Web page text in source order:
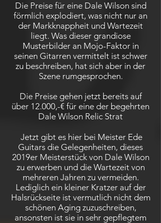
Die Preise für eine Dale Wilson sind
förmlich explodiert, was nicht nur an
der Markknappheit und Wartezeit
liegt. Was dieser grandiose
Musterbilder an Mojo-Faktor in
seinen Gitarren vermittelt ist schwer
zu beschreiben, hat sich aber in der
Szene rumgesprochen.
Die Preise gehen jetzt bereits auf
über 12.000,-€ für eine der begehrten
Dale Wilson Relic Strat
Jetzt gibt es hier bei Meister Ede
Guitars die Gelegenheiten, dieses
2019er Meisterstück von Dale Wilson
zu erwerben und die Wartezeit von
mehreren Jahren zu vermeiden.
Lediglich ein kleiner Kratzer auf der
Halsrückseite ist vermutlich nicht dem
schönen Aging zuzuschreiben,
ansonsten ist sie in sehr gepflegtem